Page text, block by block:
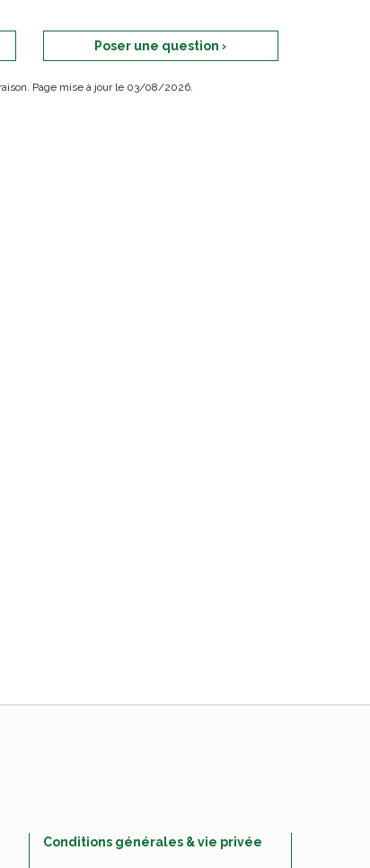
Poser une question ›
Page mise à jour le 03/08/2026.
Conditions générales & vie privée